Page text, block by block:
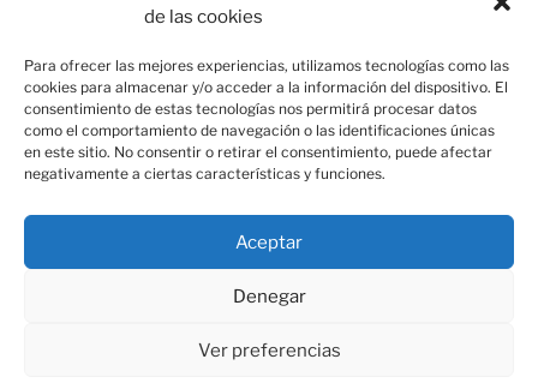
de las cookies
Para ofrecer las mejores experiencias, utilizamos tecnologías como las
cookies para almacenar y/o acceder a la información del dispositivo. El
consentimiento de estas tecnologías nos permitirá procesar datos
como el comportamiento de navegación o las identificaciones únicas
en este sitio. No consentir o retirar el consentimiento, puede afectar
negativamente a ciertas características y funciones.
Aceptar
Denegar
Ver preferencias
«Aviso Legal»